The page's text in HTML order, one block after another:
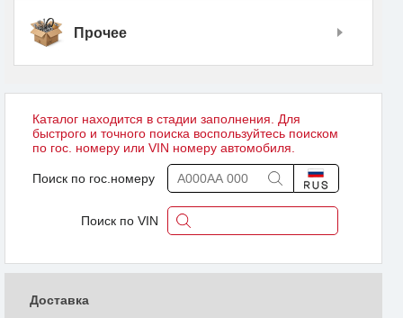
Прочее
Каталог находится в стадии заполнения. Для
быстрого и точного поиска воспользуйтесь поиском
по гос. номеру или VIN номеру автомобиля.
Поиск по гос.номеру
Поиск по VIN
Доставка